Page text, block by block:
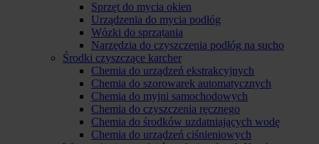
Sprzęt do mycia okien
Urządzenia do mycia podłóg
Wózki do sprzątania
Narzędzia do czyszczenia podłóg na sucho
Środki czyszczące karcher
Chemia do urządzeń ekstrakcyjnych
Chemia do szorowarek automatycznych
Chemia do myjni samochodowych
Chemia do czyszczenia ręcznego
Chemia do środków uzdatniających wodę
Chemia do urządzeń ciśnieniowych